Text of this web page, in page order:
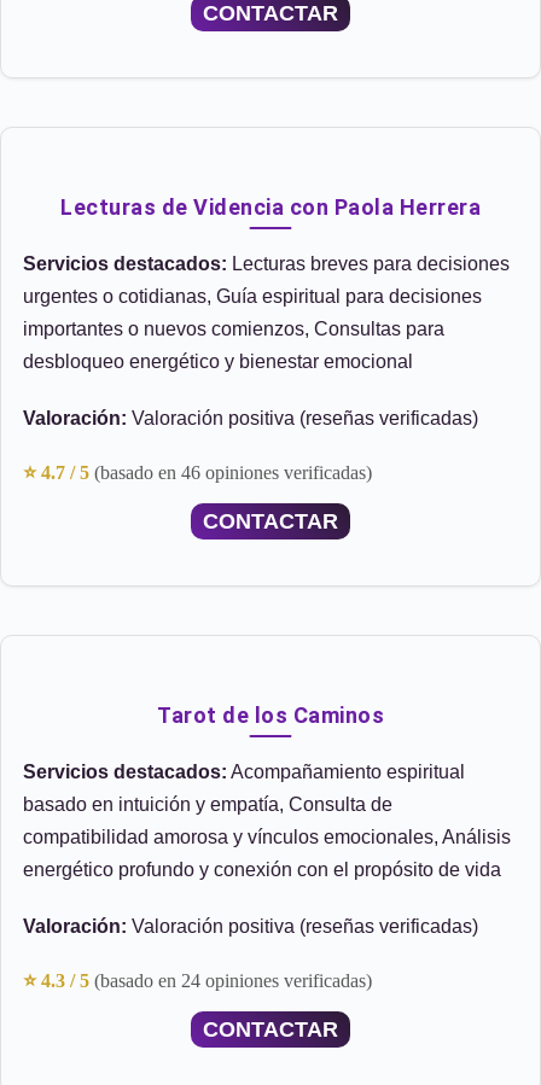
CONTACTAR
Lecturas de Videncia con Paola Herrera
Servicios destacados: Lecturas breves para decisiones
urgentes o cotidianas, Guía espiritual para decisiones
importantes o nuevos comienzos, Consultas para
desbloqueo energético y bienestar emocional
Valoración: Valoración positiva (reseñas verificadas)
⭐ 4.7 / 5 (basado en 46 opiniones verificadas)
CONTACTAR
Tarot de los Caminos
Servicios destacados: Acompañamiento espiritual
basado en intuición y empatía, Consulta de
compatibilidad amorosa y vínculos emocionales, Análisis
energético profundo y conexión con el propósito de vida
Valoración: Valoración positiva (reseñas verificadas)
⭐ 4.3 / 5 (basado en 24 opiniones verificadas)
CONTACTAR